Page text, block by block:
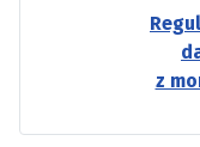
z